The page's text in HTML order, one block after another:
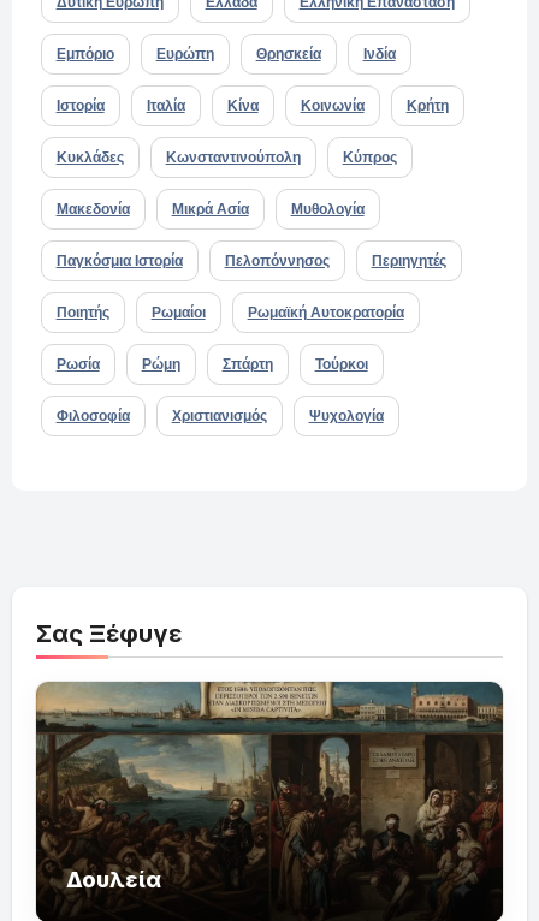
Εμπόριο Ευρώπη Θρησκεία Ινδία
Ιστορία Ιταλία Κίνα Κοινωνία Κρήτη
Κυκλάδες Κωνσταντινούπολη Κύπρος
Μακεδονία Μικρά Ασία Μυθολογία
Παγκόσμια Ιστορία Πελοπόννησος Περιηγητές
Ποιητής Ρωμαίοι Ρωμαϊκή Αυτοκρατορία
Ρωσία Ρώμη Σπάρτη Τούρκοι
Φιλοσοφία Χριστιανισμός Ψυχολογία
Σας Ξέφυγε
Δουλεία